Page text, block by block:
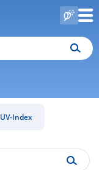
UV-Index